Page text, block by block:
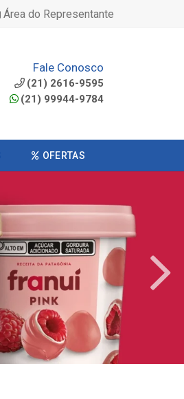
Área do Representante
Fale Conosco
(21) 2616-9595
(21) 99944-9784
OFERTAS